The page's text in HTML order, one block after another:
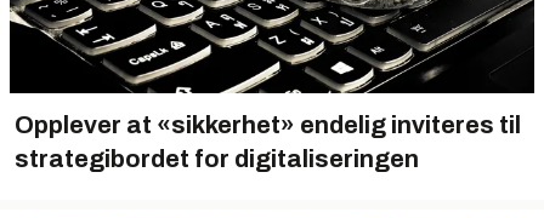
Opplever at «sikkerhet» endelig inviteres til
strategibordet for digitaliseringen